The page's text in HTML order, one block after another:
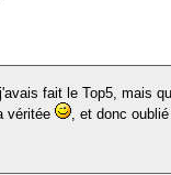
fait le Top5, mais
véritée
, et donc